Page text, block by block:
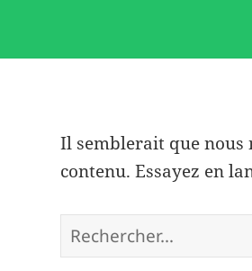
Il semblerait que nous
contenu. Essayez en
Rechercher :